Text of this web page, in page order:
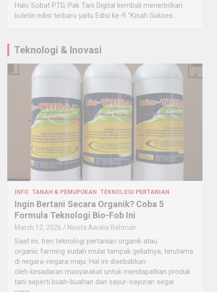
Halo Sobat PTD, Pak Tani Digital kembali menerbitkan
buletin edisi terbaru yaitu Edisi ke-9 “Kisah Sukses…
Teknologi & Inovasi
INFO TANAH & PEMUPUKAN TEKNOLOGI PERTANIAN
Ingin Bertani Secara Organik? Coba 5
Formula Teknologi Bio-Fob Ini
March 12, 2026 Novita Awalia Rahmah
Saat ini, tren teknologi pertanian organik atau
organic farming sudah mulai tampak geliatnya, terutama
di negara-negara maju. Hal ini disebabkan
oleh kesadaran masyarakat untuk mendapatkan produk
tani seperti buah-buahan dan sayur-sayuran segar